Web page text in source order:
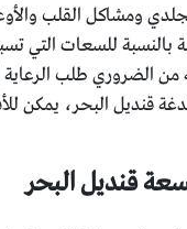
ومشاكل القلب
من الضروري طلب
قنديل البحر، يمكن
قنديل البحر